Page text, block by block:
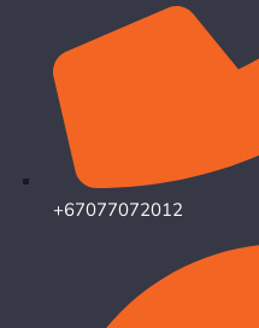
+67077072012